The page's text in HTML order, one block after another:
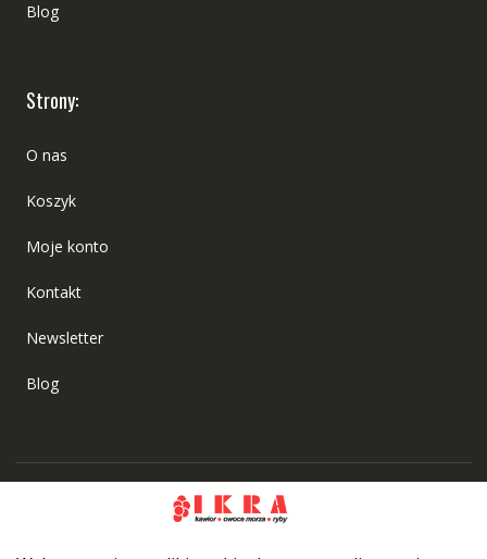
Blog
Strony:
O nas
Koszyk
Moje konto
Kontakt
Newsletter
Blog